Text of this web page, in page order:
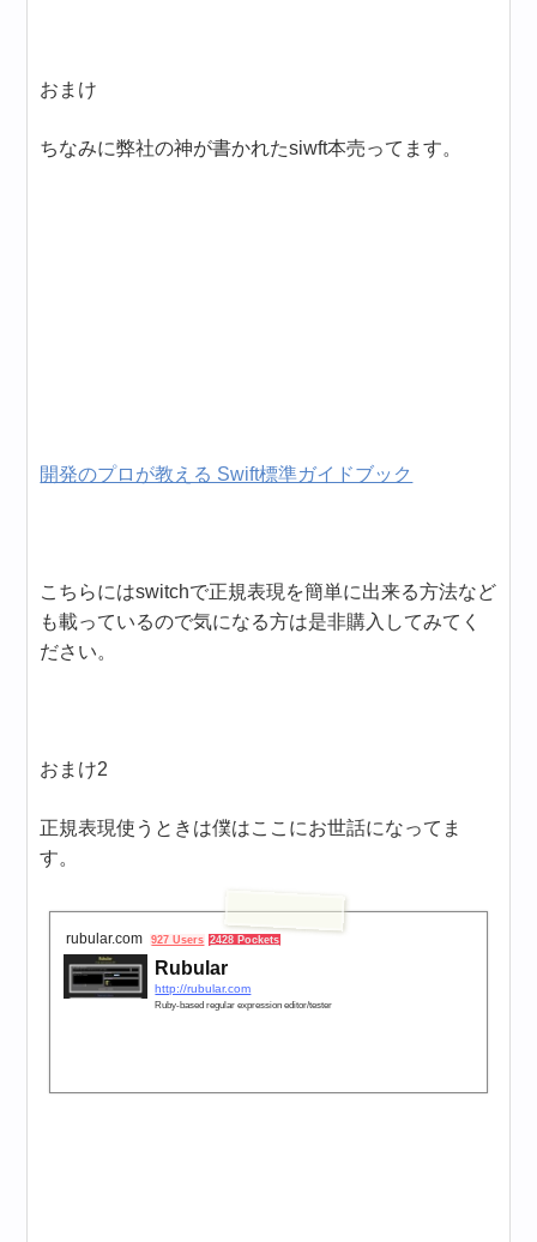
おまけ
ちなみに弊社の神が書かれたsiwft本売ってます。
開発のプロが教える Swift標準ガイドブック
こちらにはswitchで正規表現を簡単に出来る方法など
も載っているので気になる方は是非購入してみてく
ださい。
おまけ2
正規表現使うときは僕はここにお世話になってま
す。
rubular.com 927 Users 2428 Pockets
Rubular
http://rubular.com
Ruby-based regular expression editor/tester